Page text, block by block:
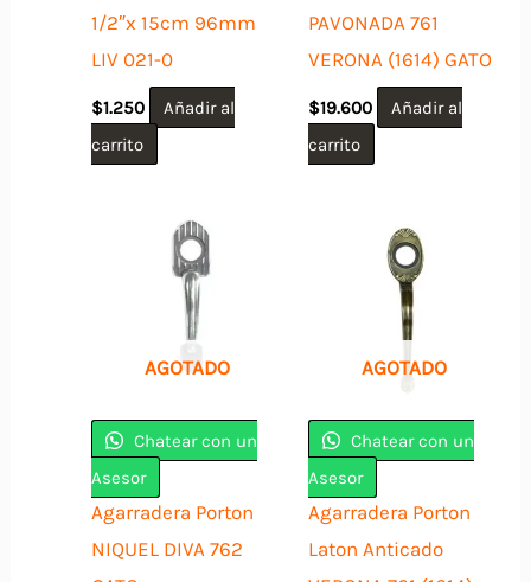
1/2″x 15cm 96mm
LIV 021-0
$1.250
Añadir al
carrito
PAVONADA 761
VERONA (1614) GATO
$19.600
Añadir al
carrito
AGOTADO
Chatear con un
Asesor
Agarradera Porton
NIQUEL DIVA 762
AGOTADO
Chatear con un
Asesor
Agarradera Porton
Laton Anticado